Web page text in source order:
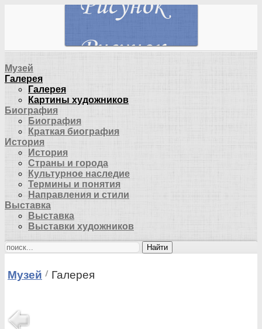
Музей
Галерея
Галерея
Картины художников
Биография
Биография
Краткая биография
История
История
Страны и города
Культурное наследие
Термины и понятия
Направления и стили
Выставка
Выставка
Выставки художников
Найти
Музей Галерея